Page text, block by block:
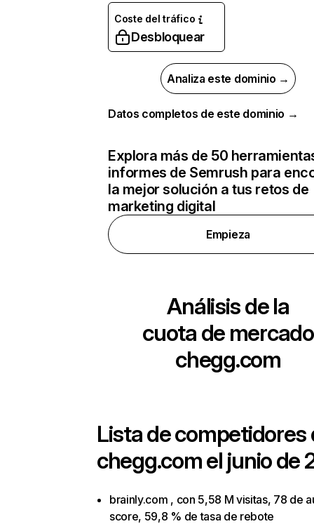
Coste del tráfico
Desbloquear
Analiza este dominio →
Datos completos de este dominio →
Explora más de 50
informes de Semrush para
la mejor solución a tus retos de
marketing digital
Empieza
Análisis de la
cuota de mercado
chegg.com
Lista de competidores
chegg.comel junio de
brainly.com , con 5,58 M visitas, 78 de
score, 59,8 % de tasa de rebote